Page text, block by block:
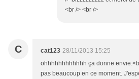
<br /> <br />
C cat123 28/11/2013 15:25
ohhhhhhhhhhhh ça donne
pas beaucoup en ce moment.